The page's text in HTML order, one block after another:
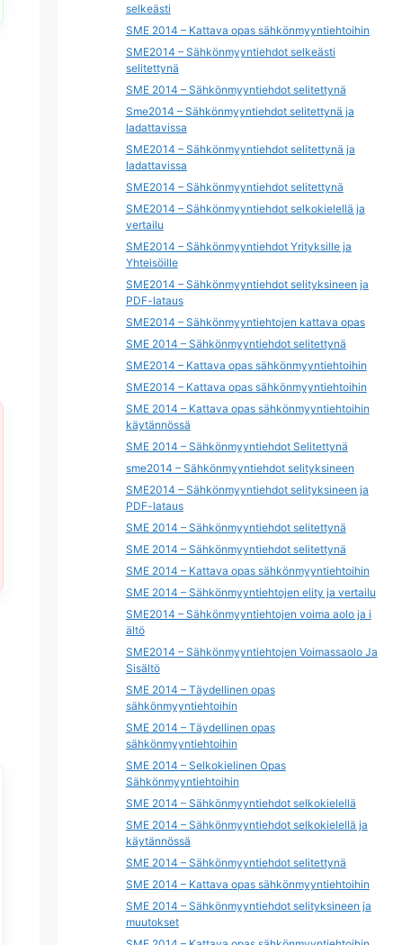
selkeästi
SME 2014 – Kattava opas sähkönmyyntiehtoihin
SME2014 – Sähkönmyyntiehdot selkeästi
selitettynä
SME 2014 – Sähkönmyyntiehdot selitettynä
Sme2014 – Sähkönmyyntiehdot selitettynä ja
ladattavissa
SME2014 – Sähkönmyyntiehdot selitettynä ja
ladattavissa
SME2014 – Sähkönmyyntiehdot selitettynä
SME2014 – Sähkönmyyntiehdot selkokielellä ja
vertailu
SME2014 – Sähkönmyyntiehdot Yrityksille ja
Yhteisöille
SME2014 – Sähkönmyyntiehdot selityksineen ja
PDF-lataus
SME2014 – Sähkönmyyntiehtojen kattava opas
SME 2014 – Sähkönmyyntiehdot selitettynä
SME2014 – Kattava opas sähkönmyyntiehtoihin
SME2014 – Kattava opas sähkönmyyntiehtoihin
SME 2014 – Kattava opas sähkönmyyntiehtoihin
käytännössä
SME 2014 – Sähkönmyyntiehdot Selitettynä
sme2014 – Sähkönmyyntiehdot selityksineen
SME2014 – Sähkönmyyntiehdot selityksineen ja
PDF-lataus
SME 2014 – Sähkönmyyntiehdot selitettynä
SME 2014 – Sähkönmyyntiehdot selitettynä
SME 2014 – Kattava opas sähkönmyyntiehtoihin
SME 2014 – Sähkönmyyntiehtojen elity ja vertailu
SME2014 – Sähkönmyyntiehtojen voima aolo ja i
ältö
SME2014 – Sähkönmyyntiehtojen Voimassaolo Ja
Sisältö
SME 2014 – Täydellinen opas
sähkönmyyntiehtoihin
SME 2014 – Täydellinen opas
sähkönmyyntiehtoihin
SME 2014 – Selkokielinen Opas
Sähkönmyyntiehtoihin
SME 2014 – Sähkönmyyntiehdot selkokielellä
SME 2014 – Sähkönmyyntiehdot selkokielellä ja
käytännössä
SME 2014 – Sähkönmyyntiehdot selitettynä
SME 2014 – Kattava opas sähkönmyyntiehtoihin
SME 2014 – Sähkönmyyntiehdot selityksineen ja
muutokset